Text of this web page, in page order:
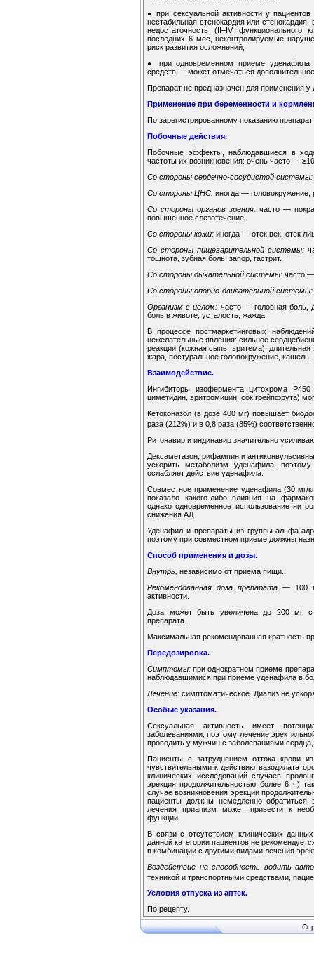
●при сексуальной активности у
нестабильная стенокардия или
недостаточность (II–IV
последних 6 мес, неконтролируемые
риск развития осложнений;
● при одновременном приеме уденафила
средств — может отмечаться
Препарат не предназначен для применения у
Применение при беременности и
По зарегистрированному показанию
Побочные действия.
Побочные эффекты, наблюдавшиеся в
частоты их возникновения: очень часто —
Со стороны сердечно-сосудистой системы:
Со стороны ЦНС: иногда —
Со стороны органов зрения: часто —
повышенное слезотечение.
Со стороны кожи: иногда — отек век, отек
Со стороны пищеварительной системы:
тошнота, зубная боль, запор, гастрит.
Со стороны дыхательной системы: часто
Со стороны опорно-двигательной системы:
Организм в целом: часто — головная боль,
боль в животе, усталость, жажда.
В процессе постмаркетинговых
нежелательные явления: сильное
реакции (кожная сыпь, эритема),
жара, постуральное головокружение, кашель.
Взаимодействие.
Ингибиторы изофермента цитохрома Р450
циметидин, эритромицин, сок грейпфрута)
Кетоконазол (в дозе 400 мг) повышает
раза (212%) и в 0,8 раза (85%)
Ритонавир и индинавир значительно
Дексаметазон, рифампин и
ускорить метаболизм уденафила,
ослабляет действие уденафила.
Совместное применение уденафила (30 мг/
показало какого-либо влияния на
однако одновременное использование
снижения АД.
Уденафил и препараты из группы альфа-
поэтому при совместном приеме должны
Способ применения и дозы.
Внутрь, независимо от приема пищи.
Рекомендованная доза препарата — 100
активности.
Доза может быть увеличена до 200 мг с
препарата.
Максимальная рекомендованная кратность
Передозировка.
Симптомы: при однократном приеме
наблюдавшимися при приеме уденафила в
Лечение: симптоматическое. Диализ не
Особые указания.
Сексуальная активность имеет
заболеваниями, поэтому лечение
проводить у мужчин с заболеваниями
Пациенты с затруднением оттока крови
чувствительными к действию
клинических исследований случаев
эрекция продолжительностью более 6 ч)
случае возникновения эрекции
пациенты должны немедленно
лечения приапизм может привести к
функции.
В связи с отсутствием клинических
данной категории пациентов не
в комбинации с другими видами лечения
Воздействие на способность водить
техникой и транспортными средствами,
Условия отпуска из аптек.
По рецепту.